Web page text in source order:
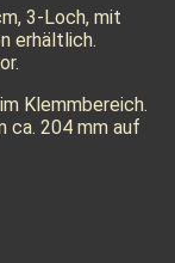
3-Loch, mit
erhältlich.
Klemmbereich.
ca. 204 mm auf